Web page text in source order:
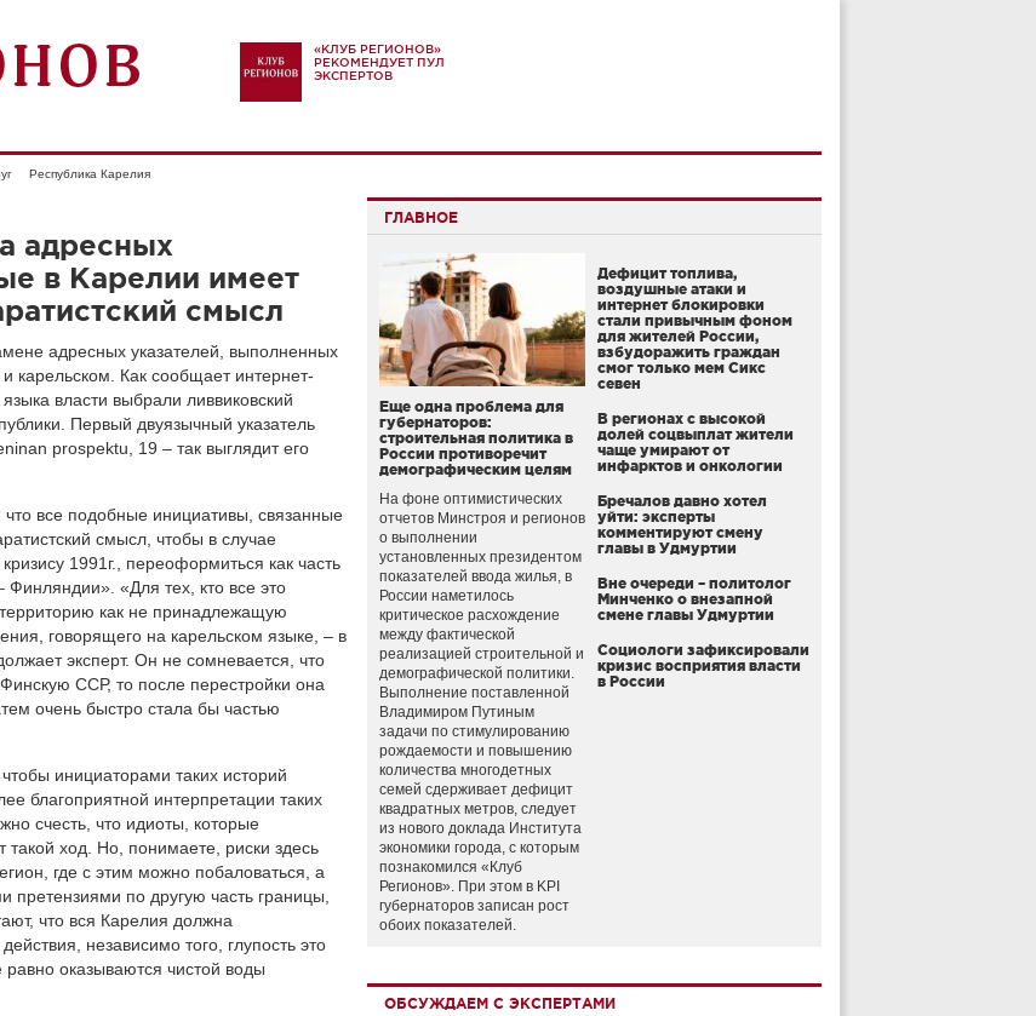
«КЛУБ РЕГИОНОВ»
РЕКОМЕНДУЕТ ПУЛ
ЭКСПЕРТОВ
Республика Карелия
адресных
в Карелии имеет
смысл
адресных указателей, выполненных
карельском. Как сообщает интернет-
языка власти выбрали ливвиковский
Первый двуязычный указатель
prospektu, 19 – так выглядит его
что все подобные инициативы, связанные
смысл, чтобы в случае
1991г., переоформиться как часть
Финляндии». «Для тех, кто все это
как не принадлежащую
говорящего на карельском языке, – в
эксперт. Он не сомневается, что
ССР, то после перестройки она
очень быстро стала бы частью
инициаторами таких историй
благоприятной интерпретации таких
счесть, что идиоты, которые
ход. Но, понимаете, риски здесь
где с этим можно побаловаться, а
претензиями по другую часть границы,
что вся Карелия должна
независимо того, глупость это
равно оказываются чистой воды
ГЛАВНОЕ
Еще одна проблема для
губернаторов:
строительная политика в
России противоречит
демографическим целям
На фоне оптимистических
отчетов Минстроя и регионов
о выполнении
установленных президентом
показателей ввода жилья, в
России наметилось
критическое расхождение
между фактической
реализацией строительной и
демографической политики.
Выполнение поставленной
Владимиром Путиным
задачи по стимулированию
рождаемости и повышению
количества многодетных
семей сдерживает дефицит
квадратных метров, следует
из нового доклада Института
экономики города, с которым
познакомился «Клуб
Регионов». При этом в KPI
губернаторов записан рост
обоих показателей.
Дефицит топлива,
воздушные атаки и
интернет блокировки
стали привычным фоном
для жителей России,
взбудоражить граждан
смог только мем Сикс
севен
В регионах с высокой
долей соцвыплат жители
чаще умирают от
инфарктов и онкологии
Бречалов давно хотел
уйти: эксперты
комментируют смену
главы в Удмуртии
Вне очереди – политолог
Минченко о внезапной
смене главы Удмуртии
Социологи зафиксировали
кризис восприятия власти
в России
ОБСУЖДАЕМ С ЭКСПЕРТАМИ